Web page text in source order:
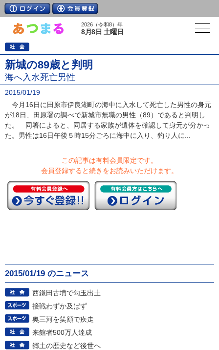
2026（令和8）年
8月8日 土曜日
新城の89歳と判明
海へ入水死亡男性
2015/01/19
今月16日に田原市伊良湖町の海中に入水して死亡した男性の身元
が18日、田原署の調べで新城市無職の男性（89）であると判明し
た。 同署によると、同居する家族が遺体を確認して身元が分かっ
た。男性は16日午後５時15分ごろに海中に入り、釣り人に...
この記事は有料会員限定です。
会員登録すると続きをお読みいただけます。
2015/01/19 のニュース
西鎌田古墳で勾玉出土
接戦わずか及ばず
奥三河を笑顔で疾走
来館者500万人達成
郷土の歴史など後世へ